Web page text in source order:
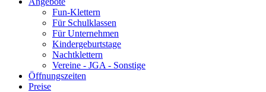
Fun-Klettern
Für Schulklassen
Für Unternehmen
Kindergeburtstage
Nachtklettern
Vereine - JGA - Sonstige
Öffnungszeiten
Preise